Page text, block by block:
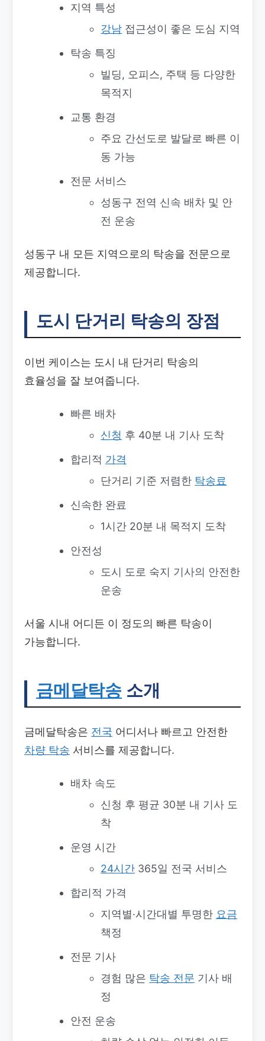
지역 특성
강남 접근성이 좋은 도심 지역
탁송 특징
빌딩, 오피스, 주택 등 다양한
목적지
교통 환경
주요 간선도로 발달로 빠른 이
동 가능
전문 서비스
성동구 전역 신속 배차 및 안
전 운송
성동구 내 모든 지역으로의 탁송을 전문으로
제공합니다.
도시 단거리 탁송의 장점
이번 케이스는 도시 내 단거리 탁송의
효율성을 잘 보여줍니다.
빠른 배차
신청 후 40분 내 기사 도착
합리적 가격
단거리 기준 저렴한 탁송료
신속한 완료
1시간 20분 내 목적지 도착
안전성
도시 도로 숙지 기사의 안전한
운송
서울 시내 어디든 이 정도의 빠른 탁송이
가능합니다.
금메달탁송 소개
금메달탁송은 전국 어디서나 빠르고 안전한
차량 탁송 서비스를 제공합니다.
배차 속도
신청 후 평균 30분 내 기사 도
착
운영 시간
24시간 365일 전국 서비스
합리적 가격
지역별·시간대별 투명한 요금
책정
전문 기사
경험 많은 탁송 전문 기사 배
정
안전 운송